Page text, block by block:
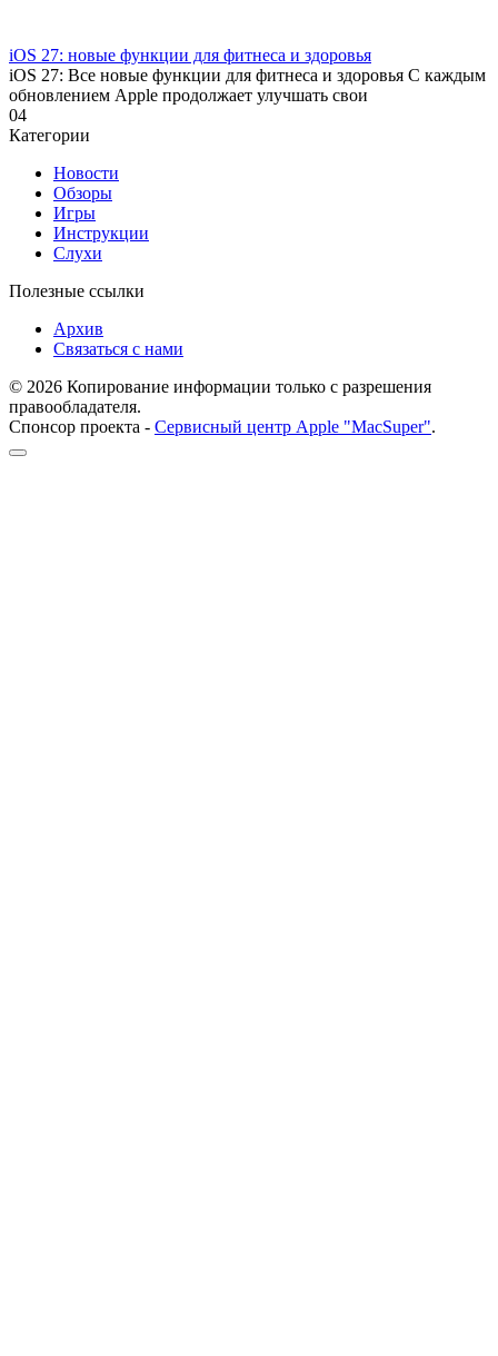
iOS 27: новые функции для фитнеса и здоровья
iOS 27: Все новые функции для фитнеса и здоровья С каждым
обновлением Apple продолжает улучшать свои
04
Категории
Новости
Обзоры
Игры
Инструкции
Слухи
Полезные ссылки
Архив
Связаться с нами
© 2026 Копирование информации только с разрешения
правообладателя.
Спонсор проекта - Сервисный центр Apple "MacSuper".